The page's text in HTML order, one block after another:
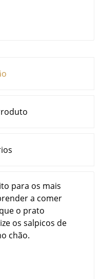
para os mais
a comer
o prato
os salpicos de
chão.